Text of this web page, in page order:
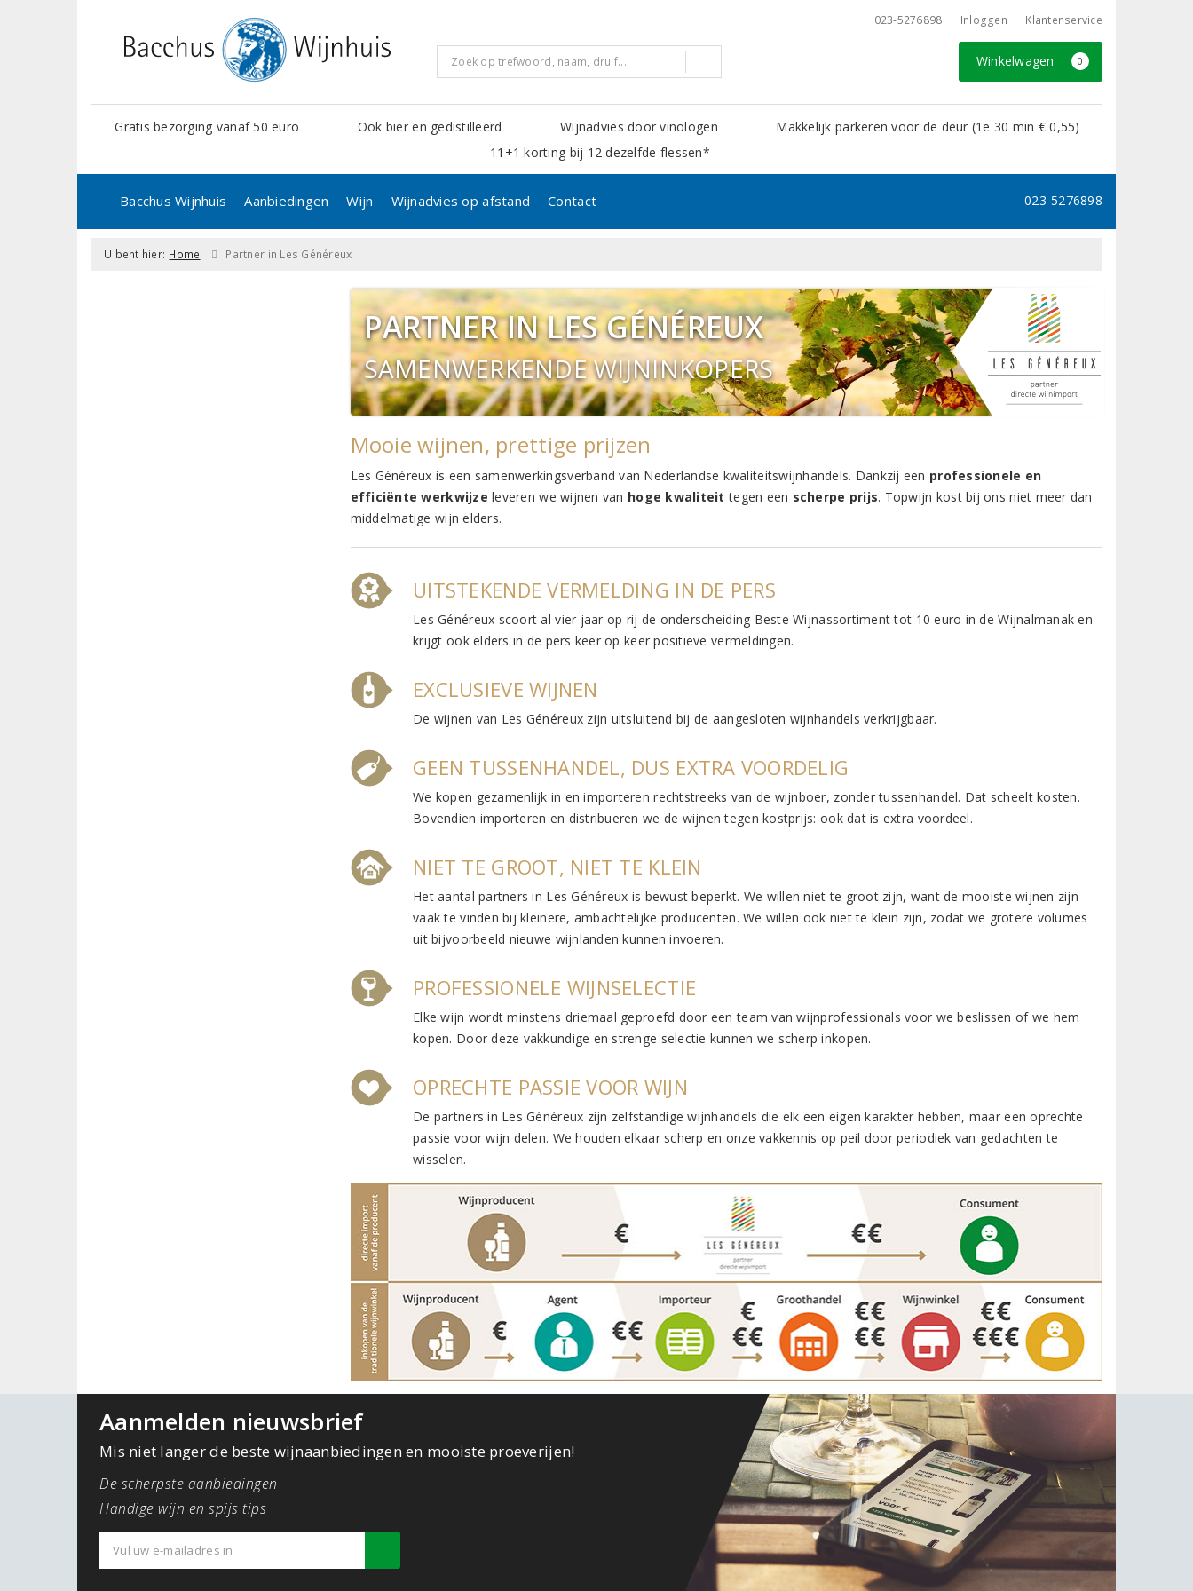
023-5276898 Inloggen Klantenservice
Winkelwagen 0
Gratis bezorging vanaf 50 euro Ook bier en gedistilleerd Wijnadvies door vinologen
Makkelijk parkeren voor de deur (1e 30 min € 0,55)
11+1 korting bij 12 dezelfde flessen*
Bacchus Wijnhuis Aanbiedingen Wijn Wijnadvies op afstand Contact 023-5276898
U bent hier: Home Partner in Les Généreux
PARTNER IN LES GÉNÉREUX
SAMENWERKENDE WIJNINKOPERS
Mooie wijnen, prettige prijzen
Les Généreux is een samenwerkingsverband van Nederlandse kwaliteitswijnhandels. Dankzij een professionele en
efficiënte werkwijze leveren we wijnen van hoge kwaliteit tegen een scherpe prijs. Topwijn kost bij ons niet meer dan
middelmatige wijn elders.
UITSTEKENDE VERMELDING IN DE PERS
Les Généreux scoort al vier jaar op rij de onderscheiding Beste Wijnassortiment tot 10 euro in de Wijnalmanak en
krijgt ook elders in de pers keer op keer positieve vermeldingen.
EXCLUSIEVE WIJNEN
De wijnen van Les Généreux zijn uitsluitend bij de aangesloten wijnhandels verkrijgbaar.
GEEN TUSSENHANDEL, DUS EXTRA VOORDELIG
We kopen gezamenlijk in en importeren rechtstreeks van de wijnboer, zonder tussenhandel. Dat scheelt kosten.
Bovendien importeren en distribueren we de wijnen tegen kostprijs: ook dat is extra voordeel.
NIET TE GROOT, NIET TE KLEIN
Het aantal partners in Les Généreux is bewust beperkt. We willen niet te groot zijn, want de mooiste wijnen zijn
vaak te vinden bij kleinere, ambachtelijke producenten. We willen ook niet te klein zijn, zodat we grotere volumes
uit bijvoorbeeld nieuwe wijnlanden kunnen invoeren.
PROFESSIONELE WIJNSELECTIE
Elke wijn wordt minstens driemaal geproefd door een team van wijnprofessionals voor we beslissen of we hem
kopen. Door deze vakkundige en strenge selectie kunnen we scherp inkopen.
OPRECHTE PASSIE VOOR WIJN
De partners in Les Généreux zijn zelfstandige wijnhandels die elk een eigen karakter hebben, maar een oprechte
passie voor wijn delen. We houden elkaar scherp en onze vakkennis op peil door periodiek van gedachten te
wisselen.
Aanmelden nieuwsbrief
Mis niet langer de beste wijnaanbiedingen en mooiste proeverijen!
De scherpste aanbiedingen
Handige wijn en spijs tips